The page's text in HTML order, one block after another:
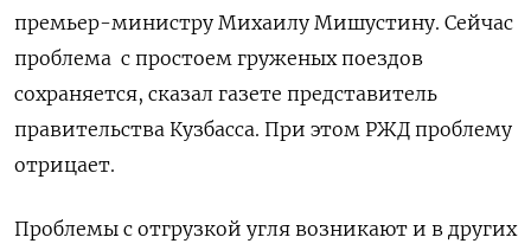
премьер-министру Михаилу Мишустину. Сейчас
проблема с простоем груженых поездов
сохраняется, сказал газете представитель
правительства Кузбасса. При этом РЖД проблему
отрицает.
Проблемы с отгрузкой угля возникают и в других